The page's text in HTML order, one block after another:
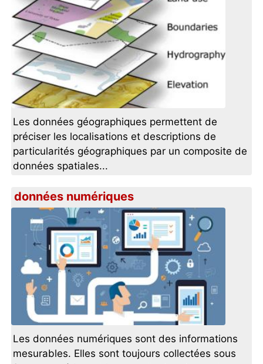
Les données géographiques permettent de
préciser les localisations et descriptions de
particularités géographiques par un composite de
données spatiales...
données numériques
Les données numériques sont des informations
mesurables. Elles sont toujours collectées sous